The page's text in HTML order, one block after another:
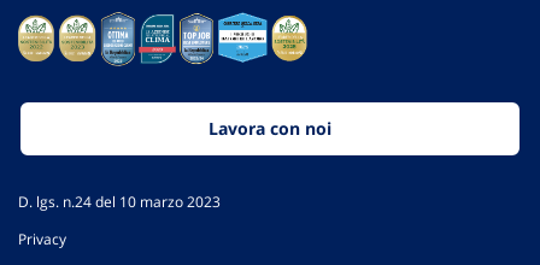
Lavora con noi
D. lgs. n.24 del 10 marzo 2023
Privacy